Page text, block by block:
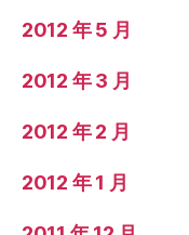
2012 年 5 月
2012 年 3 月
2012 年 2 月
2012 年 1 月